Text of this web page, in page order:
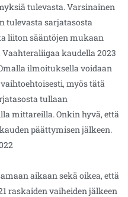
tulevasta. Varsinainen
tulevasta sarjatasosta
liiton sääntöjen mukaan
kaudella 2023
ilmoituksella voidaan
myös tätä
tullaan
mittareilla. Onkin hyvä, että
päättymisen jälkeen.
aikaan sekä oikea, että
raskaiden vaiheiden jälkeen